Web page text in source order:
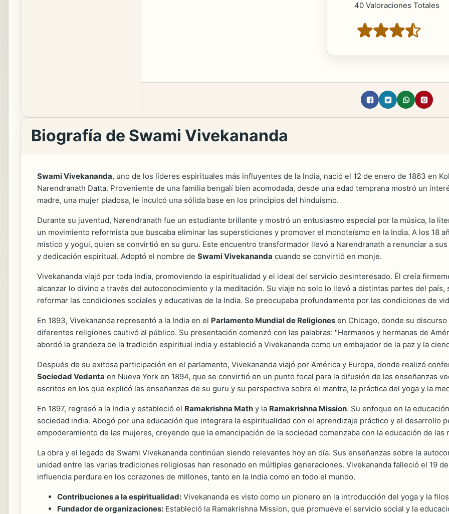
40 Valoraciones Totales
Biografía de Swami Vivekananda
Swami Vivekananda, uno de los líderes espirituales más influyentes de la India, nació el 12 de enero de 1863 en
Narendranath Datta. Proveniente de una familia bengalí bien acomodada, desde una edad temprana mostró un
madre, una mujer piadosa, le inculcó una sólida base en los principios del hinduismo.
Durante su juventud, Narendranath fue un estudiante brillante y mostró un entusiasmo especial por la música, la
un movimiento reformista que buscaba eliminar las supersticiones y promover el monoteísmo en la India. A los 18
místico y yogui, quien se convirtió en su guru. Este encuentro transformador llevó a Narendranath a renunciar a
y dedicación espiritual. Adoptó el nombre de Swami Vivekananda cuando se convirtió en monje.
Vivekananda viajó por toda India, promoviendo la espiritualidad y el ideal del servicio desinteresado. Él creía
alcanzar lo divino a través del autoconocimiento y la meditación. Su viaje no solo lo llevó a distintas partes del
reformar las condiciones sociales y educativas de la India. Se preocupaba profundamente por las condiciones de
En 1893, Vivekananda representó a la India en el Parlamento Mundial de Religiones en Chicago, donde su
diferentes religiones cautivó al público. Su presentación comenzó con las palabras: "Hermanos y hermanas de
abordó la grandeza de la tradición espiritual india y estableció a Vivekananda como un embajador de la paz y la
Después de su exitosa participación en el parlamento, Vivekananda viajó por América y Europa, donde realizó
Sociedad Vedanta en Nueva York en 1894, que se convirtió en un punto focal para la difusión de las enseñanzas
escritos en los que explicó las enseñanzas de su guru y su perspectiva sobre el mantra, la práctica del yoga y la
En 1897, regresó a la India y estableció el Ramakrishna Math y la Ramakrishna Mission. Su enfoque en la
sociedad india. Abogó por una educación que integrara la espiritualidad con el aprendizaje práctico y el desarrollo
empoderamiento de las mujeres, creyendo que la emancipación de la sociedad comenzaba con la educación de las
La obra y el legado de Swami Vivekananda continúan siendo relevantes hoy en día. Sus enseñanzas sobre la
unidad entre las varias tradiciones religiosas han resonado en múltiples generaciones. Vivekananda falleció el 19
influencia perdura en los corazones de millones, tanto en la India como en todo el mundo.
Contribuciones a la espiritualidad: Vivekananda es visto como un pionero en la introducción del yoga y la
Fundador de organizaciones: Estableció la Ramakrishna Mission, que promueve el servicio social y la